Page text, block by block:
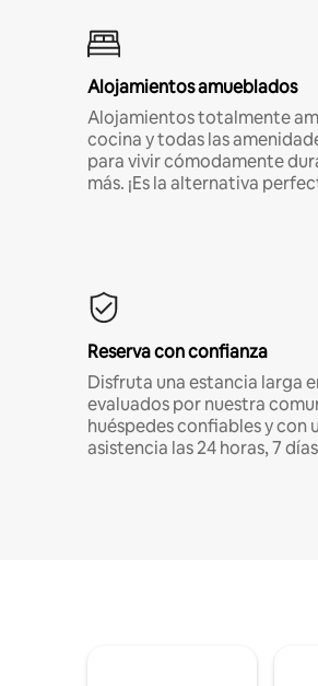
Alojamientos amueblados
Alojamientos totalmente
cocina y todas las
para vivir cómodamente
más. ¡Es la alternativa
Reserva con confianza
Disfruta una estancia larga
evaluados por nuestra
huéspedes confiables y con
asistencia las 24 horas, 7